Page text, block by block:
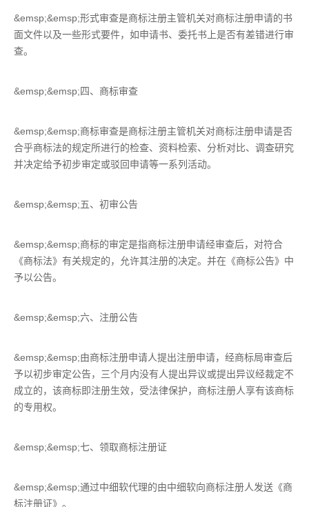
&emsp;&emsp;形式审查是商标注册主管机关对商标注册申请的书
面文件以及一些形式要件，如申请书、委托书上是否有差错进行审
查。
&emsp;&emsp;四、商标审查
&emsp;&emsp;商标审查是商标注册主管机关对商标注册申请是否
合乎商标法的规定所进行的检查、资料检索、分析对比、调查研究
并决定给予初步审定或驳回申请等一系列活动。
&emsp;&emsp;五、初审公告
&emsp;&emsp;商标的审定是指商标注册申请经审查后，对符合
《商标法》有关规定的，允许其注册的决定。并在《商标公告》中
予以公告。
&emsp;&emsp;六、注册公告
&emsp;&emsp;由商标注册申请人提出注册申请，经商标局审查后
予以初步审定公告，三个月内没有人提出异议或提出异议经裁定不
成立的，该商标即注册生效，受法律保护，商标注册人享有该商标
的专用权。
&emsp;&emsp;七、领取商标注册证
&emsp;&emsp;通过中细软代理的由中细软向商标注册人发送《商
标注册证》。